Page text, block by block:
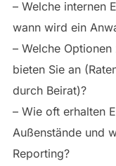
– Welche internen
wann wird ein
– Welche
bieten Sie an
durch Beirat)?
– Wie oft erhalten
Außenstände und
Reporting?